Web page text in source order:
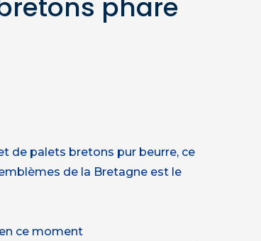
phare
de palets bretons pur beurre, ce
de la Bretagne est le
ce moment